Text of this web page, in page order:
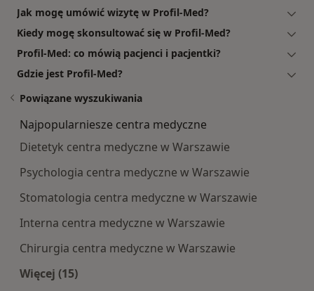
Jak mogę umówić wizytę w Profil-Med?
Kiedy mogę skonsultować się w Profil-Med?
Profil-Med: co mówią pacjenci i pacjentki?
Gdzie jest Profil-Med?
Powiązane wyszukiwania
Najpopularniesze centra medyczne
Dietetyk centra medyczne w Warszawie
Psychologia centra medyczne w Warszawie
Stomatologia centra medyczne w Warszawie
Interna centra medyczne w Warszawie
Chirurgia centra medyczne w Warszawie
Więcej (15)